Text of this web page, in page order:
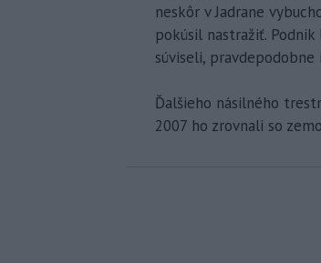
neskôr v Jadrane
pokúsil nastražiť.
súviseli,
Ďalšieho násilného
2007 ho zrovnali so